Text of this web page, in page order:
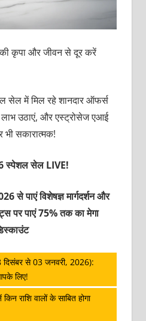
कृपा और जीवन से दूर करें
सेल में मिल रहे शानदार ऑफर्स
लाभ उठाएं, और एस्ट्रोसेज एआई
सकारात्मक!
स्पेशल सेल LIVE!
से पाएं विशेषज्ञ मार्गदर्शन और
पर पाएं 75% तक का मेगा
दिसंबर से 03 जनवरी, 2026):
लिए!
राशि वालों के साबित होगा